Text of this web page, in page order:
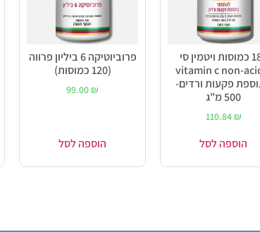
180 כמוסות ויטמין סי
vitamin c non-
פקעות ורדים-
500 מ"ג
110.84 ₪
הוספה לסל
פרוביוטיקה 6 ביליון פרווה
(120 כמוסות)
99.00 ₪
הוספה לסל